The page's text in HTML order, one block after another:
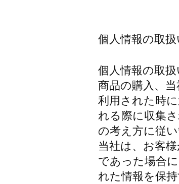
個人情報の取
個人情報の取
商品の購入、
利用された時
れる際に収集
の考え方に従い
当社は、お客
であった場合
れた情報を保